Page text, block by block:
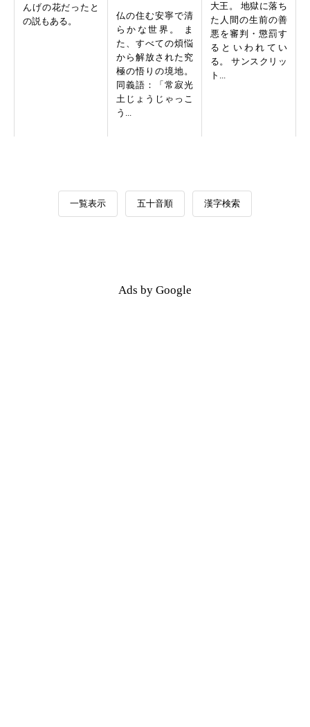
んげの花だったと
の説もある。
仏の住む安寧で清
らかな世界。 ま
た、すべての煩悩
から解放された究
極の悟りの境地。
同義語：「常寂光
土じょうじゃっこ
う...
大王。 地獄に落ち
た人間の生前の善
悪を審判・懲罰す
るといわれてい
る。 サンスクリッ
ト...
一覧表示 五十音順 漢字検索
Ads by Google